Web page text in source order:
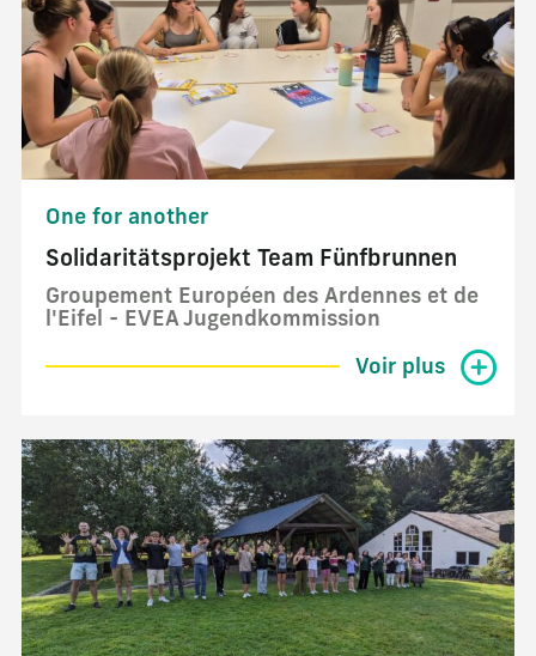
One for another
Solidaritätsprojekt Team Fünfbrunnen
Groupement Européen des Ardennes et de
l'Eifel - EVEA Jugendkommission
Voir plus